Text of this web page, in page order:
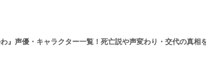
わ』声優・キャラクター一覧！死亡説や声変わり・交代の真相